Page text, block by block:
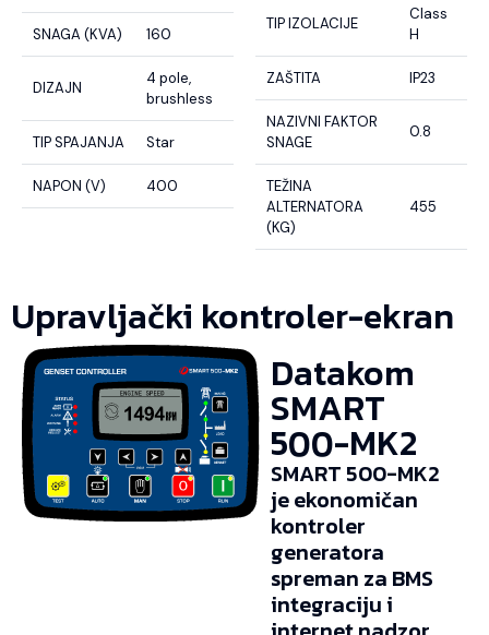
SNAGA (KVA) 160
DIZAJN
4 pole,
brushless
TIP SPAJANJA Star
NAPON (V) 400
TIP IZOLACIJE
Class
H
ZAŠTITA IP23
NAZIVNI FAKTOR
SNAGE
0.8
TEŽINA
ALTERNATORA
(KG)
455
Upravljački kontroler-ekran
Datakom
SMART
500-MK2
SMART 500-MK2
je ekonomičan
kontroler
generatora
spreman za BMS
integraciju i